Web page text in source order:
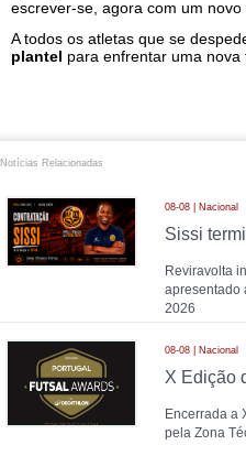
escrever-se, agora com um
A todos os atletas que se
plantel para enfrentar uma
Notícias Relacionadas
08-08 | Nacional
Reviravolta
apresentado
2026
08-08 | Nacional
Encerrada a
pela Zona